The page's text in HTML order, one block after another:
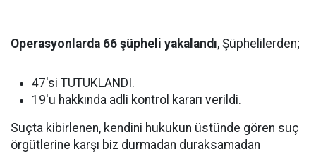
Operasyonlarda 66 şüpheli yakalandı, Şüphelilerden;
47'si TUTUKLANDI.
19'u hakkında adli kontrol kararı verildi.
Suçta kibirlenen, kendini hukukun üstünde gören suç
örgütlerine karşı biz durmadan duraksamadan